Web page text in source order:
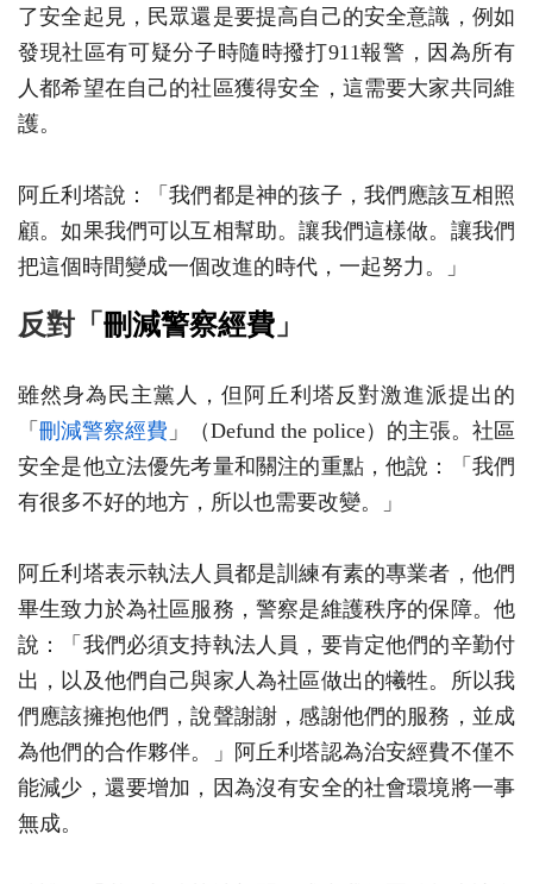
了安全起見，民眾還是要提高自己的安全意識，例如
發現社區有可疑分子時隨時撥打911報警，因為所有
人都希望在自己的社區獲得安全，這需要大家共同維
護。
阿丘利塔說：「我們都是神的孩子，我們應該互相照
顧。如果我們可以互相幫助。讓我們這樣做。讓我們
把這個時間變成一個改進的時代，一起努力。」
反對「 刪減警察經費 」
雖然身為民主黨人，但阿丘利塔反對激進派提出的
「 刪減警察經費 」（Defund the police）的主張。社區
安全是他立法優先考量和關注的重點，他說：「我們
有很多不好的地方，所以也需要改變。」
阿丘利塔表示執法人員都是訓練有素的專業者，他們
畢生致力於為社區服務，警察是維護秩序的保障。他
說：「我們必須支持執法人員，要肯定他們的辛勤付
出，以及他們自己與家人為社區做出的犧牲。所以我
們應該擁抱他們，說聲謝謝，感謝他們的服務，並成
為他們的合作夥伴。」阿丘利塔認為治安經費不僅不
能減少，還要增加，因為沒有安全的社會環境將一事
無成。